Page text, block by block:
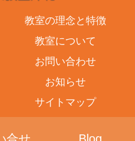
教室の理念と特徴
教室について
お問い合わせ
お知らせ
サイトマップ